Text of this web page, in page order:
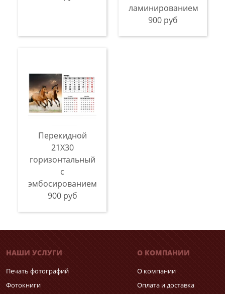
ламинированием
900 руб
Перекидной
21X30
горизонтальный
с
эмбосированием
900 руб
НАШИ УСЛУГИ
Печать фотографий
Фотокниги
О КОМПАНИИ
О компании
Оплата и доставка